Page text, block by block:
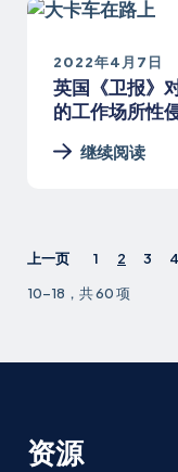
2022年4月7日
英国《卫报》
的工作场所性
继续阅读
上一页 1 2 3 4
10-18，共 60 项
资源